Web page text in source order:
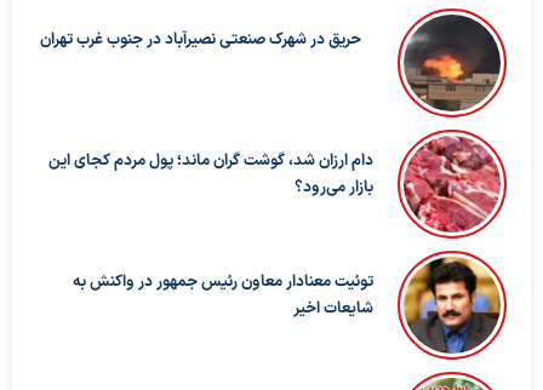
حریق در شهرک صنعتی نصیرآباد در جنوب غرب تهران
دام ارزان شد، گوشت گران ماند؛ پول مردم کجای این
بازار می‌رود؟
توئیت معنادار معاون رئیس جمهور در واکنش به
شایعات اخیر